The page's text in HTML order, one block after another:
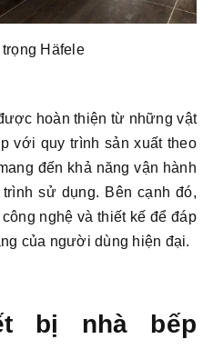
Häfele
hoàn thiện từ những vật
với quy trình sản xuất theo
đến khả năng vận hành
sử dụng. Bên cạnh đó,
nghệ và thiết kế để đáp
của người dùng hiện đại.
bị nhà bếp